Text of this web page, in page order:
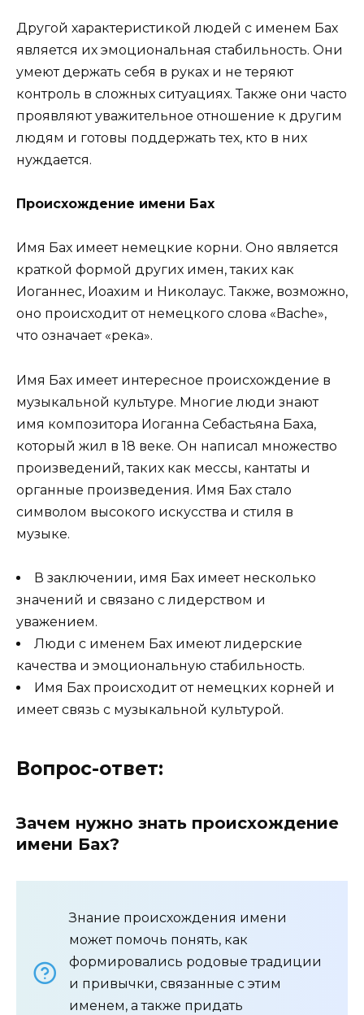
Другой характеристикой людей с именем Бах
является их эмоциональная стабильность. Они
умеют держать себя в руках и не теряют
контроль в сложных ситуациях. Также они часто
проявляют уважительное отношение к другим
людям и готовы поддержать тех, кто в них
нуждается.
Происхождение имени Бах
Имя Бах имеет немецкие корни. Оно является
краткой формой других имен, таких как
Иоганнес, Иоахим и Николаус. Также, возможно,
оно происходит от немецкого слова «Bache»,
что означает «река».
Имя Бах имеет интересное происхождение в
музыкальной культуре. Многие люди знают
имя композитора Иоганна Себастьяна Баха,
который жил в 18 веке. Он написал множество
произведений, таких как мессы, кантаты и
органные произведения. Имя Бах стало
символом высокого искусства и стиля в
музыке.
В заключении, имя Бах имеет несколько
значений и связано с лидерством и
уважением.
Люди с именем Бах имеют лидерские
качества и эмоциональную стабильность.
Имя Бах происходит от немецких корней и
имеет связь с музыкальной культурой.
Вопрос-ответ:
Зачем нужно знать происхождение
имени Бах?
Знание происхождения имени
может помочь понять, как
формировались родовые традиции
и привычки, связанные с этим
именем, а также придать